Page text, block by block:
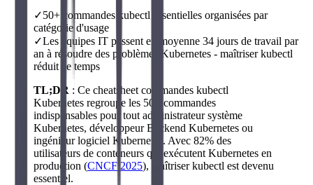
✓50+ commandes kubectl essentielles organisées par
catégorie d'usage
✓Les équipes IT passent en moyenne 34 jours de travail par
an à résoudre des problèmes Kubernetes - maîtriser kubectl
réduit ce temps
TL;DR : Ce cheatsheet commandes kubectl
Kubernetes regroupe les 50+ commandes
indispensables pour tout administrateur système
Kubernetes, développeur Backend Kubernetes ou
ingénieur logiciel Kubernetes. Avec 82% des
utilisateurs de conteneurs qui exécutent Kubernetes en
production (CNCF 2025), maîtriser kubectl est devenu
essentiel.